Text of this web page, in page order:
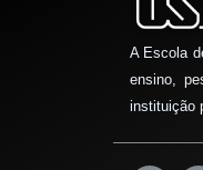
A Escola
ensino,
instituição